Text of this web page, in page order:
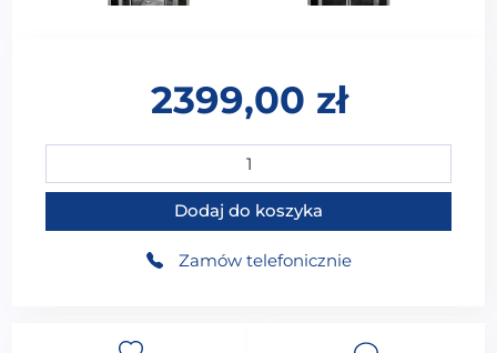
2399,00 zł
ilość MO-06089 CZARNA Kabina prysznicowa z
Dodaj do koszyka
Zamów telefonicznie